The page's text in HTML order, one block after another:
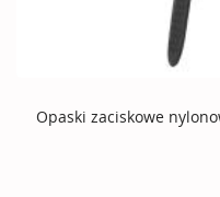
Opaski zaciskowe